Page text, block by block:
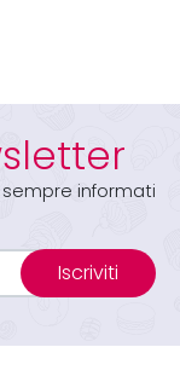
informati
Iscriviti